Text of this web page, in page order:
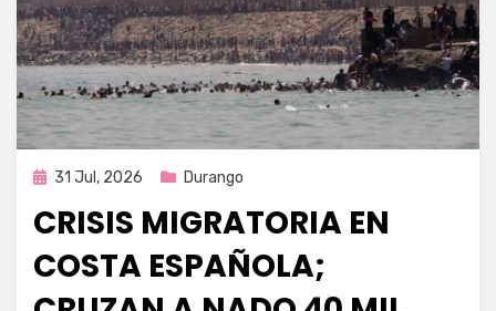
Publicada
31 Jul, 2026 Durango
CRISIS MIGRATORIA EN
COSTA ESPAÑOLA;